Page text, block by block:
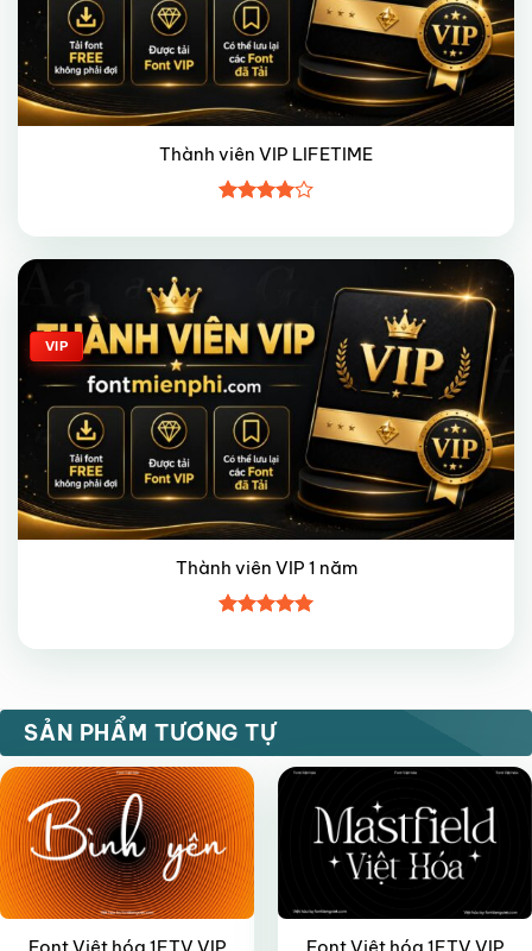
Thành viên VIP LIFETIME
xếp hạng
45 sao
Giảm giá!
VIP
Thành viên VIP 1 năm
hạng55
SẢN PHẨM TƯƠNG TỰ
VIP